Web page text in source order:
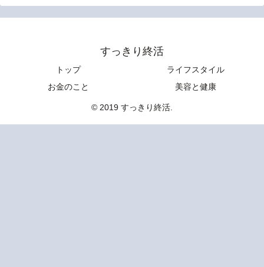
すっきり終活
トップ
ライフスタイル
お金のこと
美容と健康
© 2019 すっきり終活.